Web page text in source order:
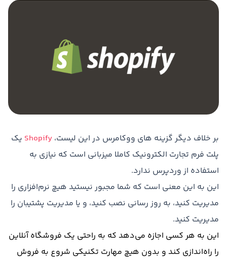
بر خلاف دیگر گزینه های ووکامرس در این لیست، Shopify یک
پلت فرم تجارت الکترونیک کاملا میزبانی است که نیازی به
استفاده از وردپرس ندارد.
این به این معنی است که شما مجبور نیستید هیچ نرم‌افزاری را
مدیریت کنید، به روز رسانی نصب کنید، و یا مدیریت پشتیبان را
مدیریت کنید.
این به هر کسی اجازه می‌دهد که به راحتی یک فروشگاه آنلاین
را راه‌اندازی کند و بدون هیچ مهارت تکنیکی شروع به فروش